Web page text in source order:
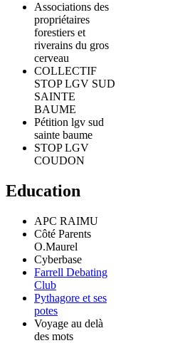
Associations des
propriétaires
forestiers et
riverains du gros
cerveau
COLLECTIF
STOP LGV SUD
SAINTE
BAUME
Pétition lgv sud
sainte baume
STOP LGV
COUDON
Education
APC RAIMU
Côté Parents
O.Maurel
Cyberbase
Farrell Debating
Club
Pythagore et ses
potes
Voyage au delà
des mots